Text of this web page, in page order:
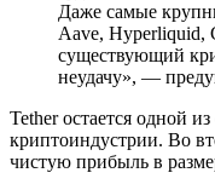
Даже самые
Aave, Hyperliquid,
существующий
неудачу», —
Tether остается одной
криптоиндустрии. Во
чистую прибыль в